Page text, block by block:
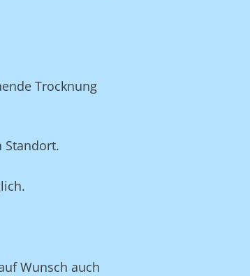
Trocknung
Standort.
Wunsch auch